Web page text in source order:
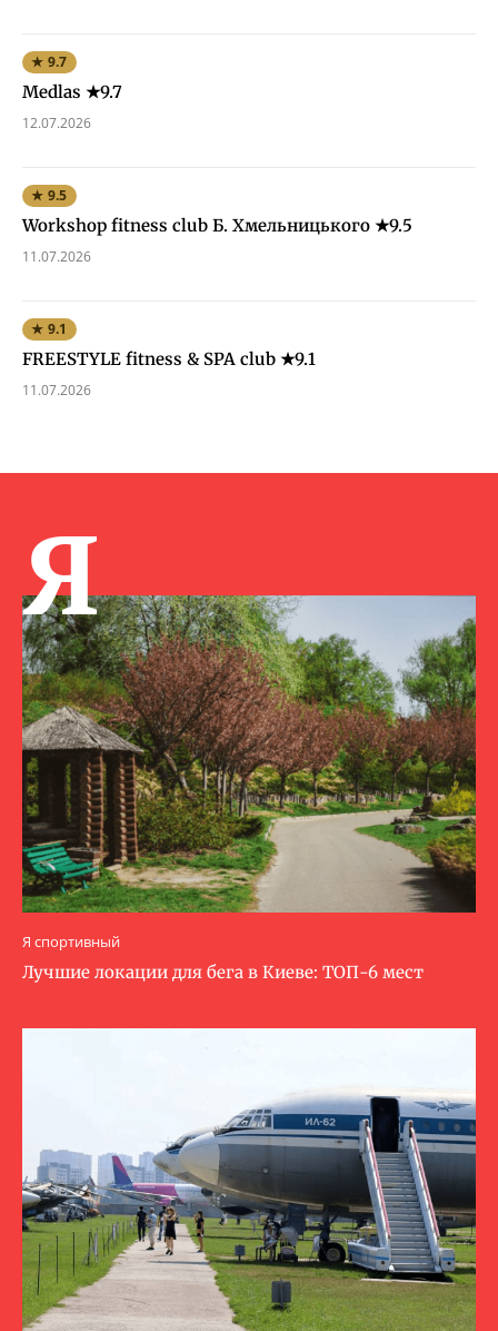
★ 9.7
Medlas ★9.7
12.07.2026
★ 9.5
Workshop fitness club Б. Хмельницького ★9.5
11.07.2026
★ 9.1
FREESTYLE fitness & SPA club ★9.1
11.07.2026
Я
Я спортивный
Лучшие локации для бега в Киеве: ТОП-6 мест